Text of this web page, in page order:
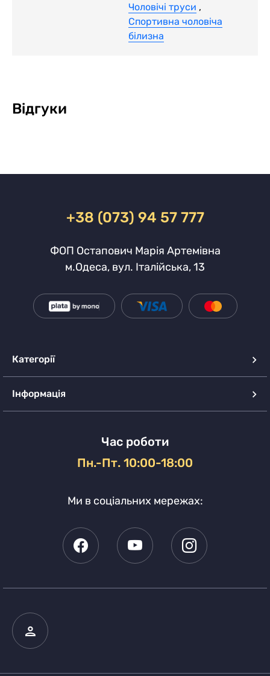
Чоловічі труси ,
Спортивна чоловіча
білизна
Відгуки
+38 (073) 94 57 777
ФОП Остапович Марія Артемівна
м.Одеса, вул. Італійська, 13
Категорії
Інформація
Час роботи
Пн.-Пт. 10:00-18:00
Ми в соціальних мережах: